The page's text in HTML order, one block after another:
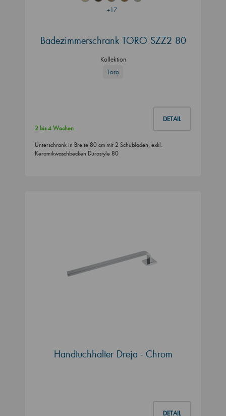
+17
Badezimmerschrank TORO SZZ2 80
Kollektion
Toro
DETAIL
2 bis 4 Wochen
Unterschrank in Breite 80 cm mit 2 Schubladen, exkl.
Keramikwaschbecken Durastyle 80
Handtuchhalter Dreja - Chrom
DETAIL